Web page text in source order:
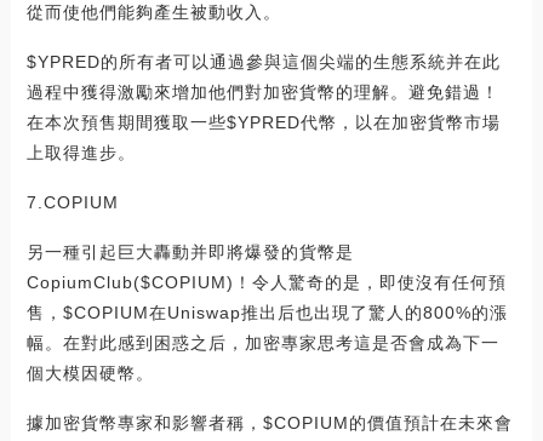
從而使他們能夠產生被動收入。
$YPRED的所有者可以通過參與這個尖端的生態系統并在此
過程中獲得激勵來增加他們對加密貨幣的理解。避免錯過！
在本次預售期間獲取一些$YPRED代幣，以在加密貨幣市場
上取得進步。
7.COPIUM
另一種引起巨大轟動并即將爆發的貨幣是
CopiumClub($COPIUM)！令人驚奇的是，即使沒有任何預
售，$COPIUM在Uniswap推出后也出現了驚人的800%的漲
幅。在對此感到困惑之后，加密專家思考這是否會成為下一
個大模因硬幣。
據加密貨幣專家和影響者稱，$COPIUM的價值預計在未來會